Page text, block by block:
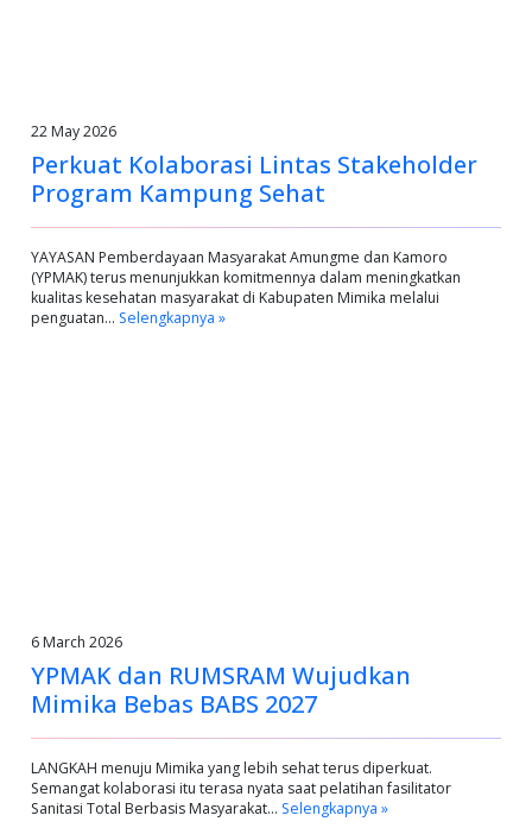
22 May 2026
Perkuat Kolaborasi Lintas Stakeholder
Program Kampung Sehat
YAYASAN Pemberdayaan Masyarakat Amungme dan Kamoro
(YPMAK) terus menunjukkan komitmennya dalam meningkatkan
kualitas kesehatan masyarakat di Kabupaten Mimika melalui
penguatan… Selengkapnya »
6 March 2026
YPMAK dan RUMSRAM Wujudkan
Mimika Bebas BABS 2027
LANGKAH menuju Mimika yang lebih sehat terus diperkuat.
Semangat kolaborasi itu terasa nyata saat pelatihan fasilitator
Sanitasi Total Berbasis Masyarakat… Selengkapnya »